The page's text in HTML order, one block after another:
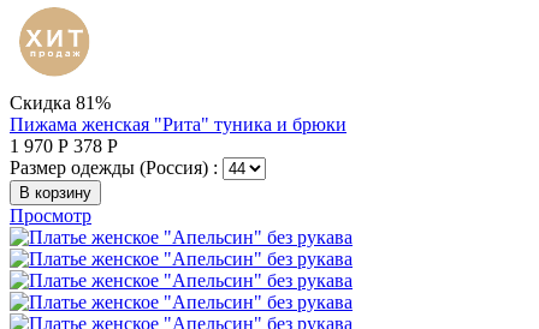
Скидка 81%
Пижама женская "Рита" туника и брюки
1 970 Р 378 Р
Размер одежды (Россия) :
В корзину
Просмотр